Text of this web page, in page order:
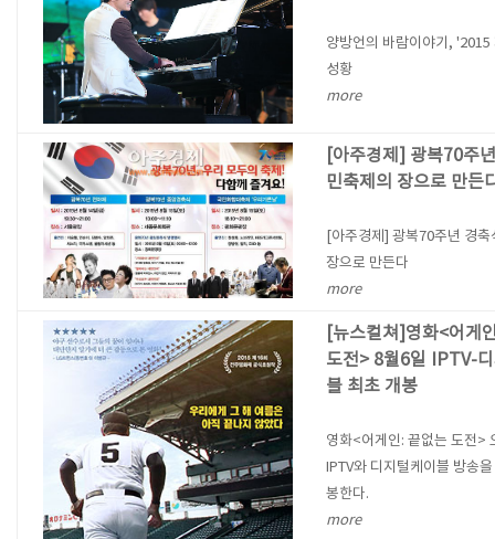
양방언의 바람이야기, '2015
성황
more
[아주경제] 광복70주
민축제의 장으로 만든
[아주경제] 광복70주년 경축
장으로 만든다
more
[뉴스컬쳐]영화<어게
도전> 8월6일 IPTV-
블 최초 개봉
영화<어게인: 끝없는 도전>
IPTV와 디지털케이블 방송
봉한다.
more